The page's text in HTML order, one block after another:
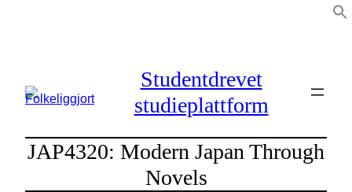
Studentdrevet
studieplattform
JAP4320: Modern Japan Through
Novels